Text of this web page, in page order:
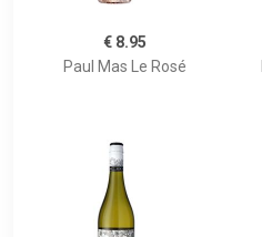
€ 8.95
Paul Mas Le Rosé